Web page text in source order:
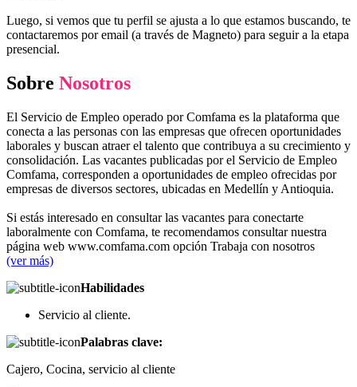
Luego, si vemos que tu perfil se ajusta a lo que estamos buscando, te
contactaremos por email (a través de Magneto) para seguir a la etapa
presencial.
Sobre Nosotros
El Servicio de Empleo operado por Comfama es la plataforma que
conecta a las personas con las empresas que ofrecen oportunidades
laborales y buscan atraer el talento que contribuya a su crecimiento y
consolidación. Las vacantes publicadas por el Servicio de Empleo
Comfama, corresponden a oportunidades de empleo ofrecidas por
empresas de diversos sectores, ubicadas en Medellín y Antioquia.
Si estás interesado en consultar las vacantes para conectarte
laboralmente con Comfama, te recomendamos consultar nuestra
página web www.comfama.com opción Trabaja con nosotros
(ver más)
Habilidades
Servicio al cliente.
Palabras clave:
Cajero, Cocina, servicio al cliente